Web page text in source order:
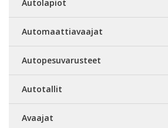
Autolapiot
Automaattiavaajat
Autopesuvarusteet
Autotallit
Avaajat